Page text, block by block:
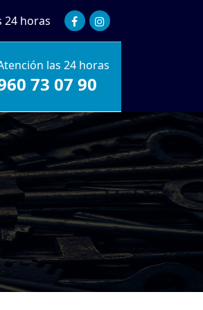
24 horas
las 24 horas
73 07 90